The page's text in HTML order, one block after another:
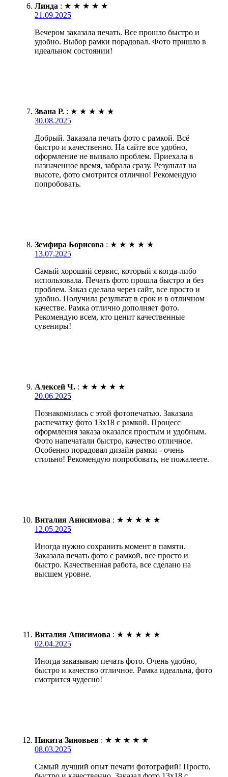
Линда : ★ ★ ★ ★ ★
21.09.2025
Вечером заказала печать. Все прошло быстро и
удобно. Выбор рамки порадовал. Фото пришло в
идеальном состоянии!
Звана Р. : ★ ★ ★ ★ ★
30.08.2025
Добрый. Заказала печать фото с рамкой. Всё
быстро и качественно. На сайте все удобно,
оформление не вызвало проблем. Приехала в
назначенное время, забрала сразу. Результат на
высоте, фото смотрится отлично! Рекомендую
попробовать.
Земфира Борисова : ★ ★ ★ ★ ★
13.07.2025
Самый хороший сервис, который я когда-либо
использовала. Печать фото прошла быстро и без
проблем. Заказ сделала через сайт, все просто и
удобно. Получила результат в срок и в отличном
качестве. Рамка отлично дополняет фото.
Рекомендую всем, кто ценит качественные
сувениры!
Алексей Ч. : ★ ★ ★ ★ ★
20.06.2025
Познакомилась с этой фотопечатью. Заказала
распечатку фото 13х18 с рамкой. Процесс
оформления заказа оказался простым и удобным.
Фото напечатали быстро, качество отличное.
Особенно порадовал дизайн рамки - очень
стильно! Рекомендую попробовать, не пожалеете.
Виталия Анисимова : ★ ★ ★ ★ ★
12.05.2025
Иногда нужно сохранить момент в памяти.
Заказала печать фото с рамкой, все просто и
быстро. Качественная работа, все сделано на
высшем уровне.
Виталия Анисимова : ★ ★ ★ ★ ★
02.04.2025
Иногда заказываю печать фото. Очень удобно,
быстро и качество отличное. Рамка идеальна, фото
смотрится чудесно!
Никита Зиновьев : ★ ★ ★ ★ ★
08.03.2025
Самый лучший опыт печати фотографий! Просто,